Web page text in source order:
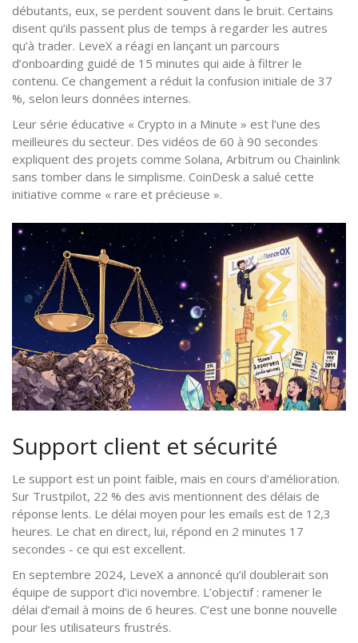
débutants, eux, se perdent souvent dans le bruit. Certains
disent qu’ils passent plus de temps à regarder les autres
qu’à trader. LeveX a réagi en lançant un parcours
d’onboarding guidé de 15 minutes qui aide à filtrer le
contenu. Ce changement a réduit la confusion initiale de 37
%, selon leurs données internes.
Leur série éducative « Crypto in a Minute » est l’une des
meilleures du secteur. Des vidéos de 60 à 90 secondes
expliquent des projets comme Solana, Arbitrum ou Chainlink
sans tomber dans le simplisme. CoinDesk a salué cette
initiative comme « rare et précieuse ».
Support client et sécurité
Le support est un point faible, mais en cours d’amélioration.
Sur Trustpilot, 22 % des avis mentionnent des délais de
réponse lents. Le délai moyen pour les emails est de 12,3
heures. Le chat en direct, lui, répond en 2 minutes 17
secondes - ce qui est excellent.
En septembre 2024, LeveX a annoncé qu’il doublerait son
équipe de support d’ici novembre. L’objectif : ramener le
délai d’email à moins de 6 heures. C’est une bonne nouvelle
pour les utilisateurs frustrés.